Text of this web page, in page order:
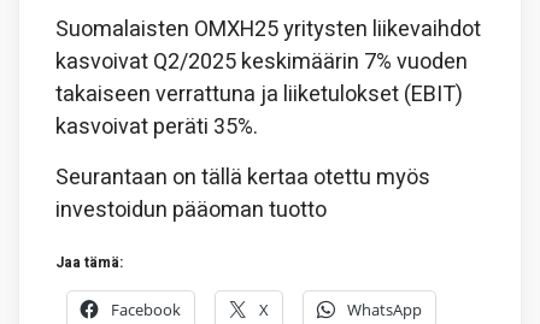
Suomalaisten OMXH25 yritysten liikevaihdot
kasvoivat Q2/2025 keskimäärin 7% vuoden
takaiseen verrattuna ja liiketulokset (EBIT)
kasvoivat peräti 35%.
Seurantaan on tällä kertaa otettu myös
investoidun pääoman tuotto
Jaa tämä:
Facebook X WhatsApp